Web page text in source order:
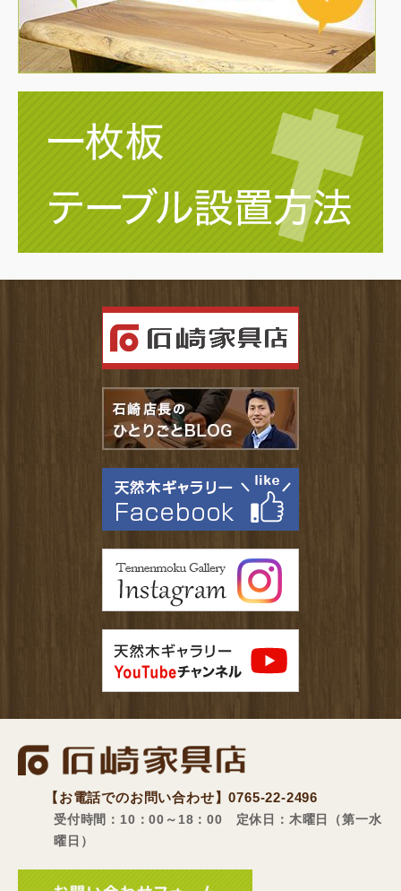
【お電話でのお問い合わせ】0765-22-2496
受付時間：10：00～18：00 定休日：木曜日（第一水
曜日）